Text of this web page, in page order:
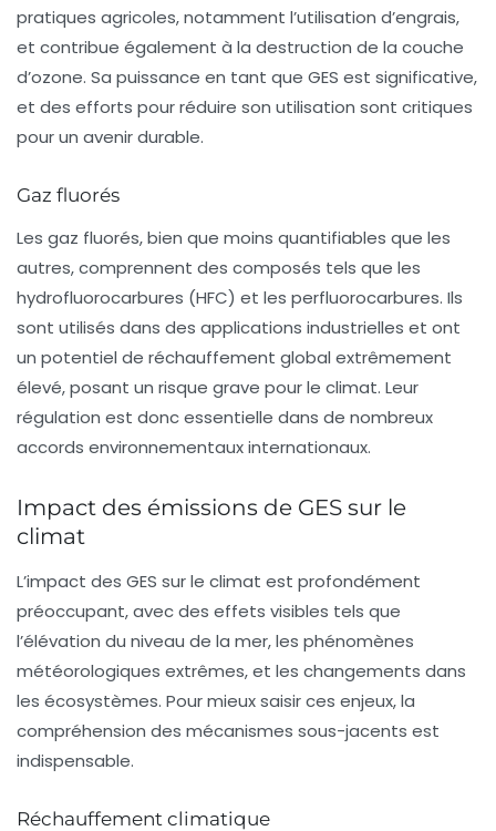
pratiques agricoles, notamment l’utilisation d’engrais,
et contribue également à la destruction de la couche
d’ozone. Sa puissance en tant que GES est significative,
et des efforts pour réduire son utilisation sont critiques
pour un avenir durable.
Gaz fluorés
Les gaz fluorés, bien que moins quantifiables que les
autres, comprennent des composés tels que les
hydrofluorocarbures (HFC) et les perfluorocarbures. Ils
sont utilisés dans des applications industrielles et ont
un potentiel de réchauffement global extrêmement
élevé, posant un risque grave pour le climat. Leur
régulation est donc essentielle dans de nombreux
accords environnementaux internationaux.
Impact des émissions de GES sur le
climat
L’impact des GES sur le climat est profondément
préoccupant, avec des effets visibles tels que
l’élévation du niveau de la mer, les phénomènes
météorologiques extrêmes, et les changements dans
les écosystèmes. Pour mieux saisir ces enjeux, la
compréhension des mécanismes sous-jacents est
indispensable.
Réchauffement climatique